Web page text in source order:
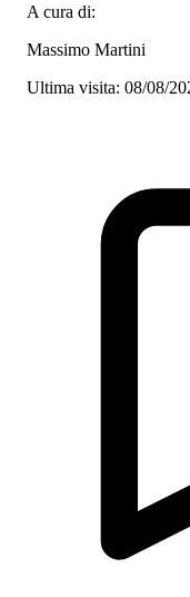
A cura di:
Massimo Martini
Ultima visita: 08/08/